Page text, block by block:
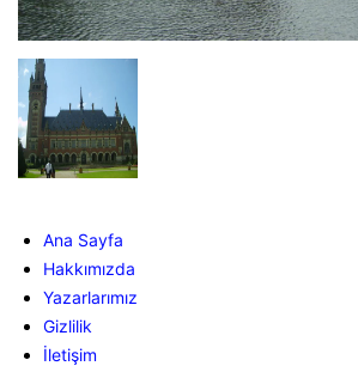
Ana Sayfa
Hakkımızda
Yazarlarımız
Gizlilik
İletişim